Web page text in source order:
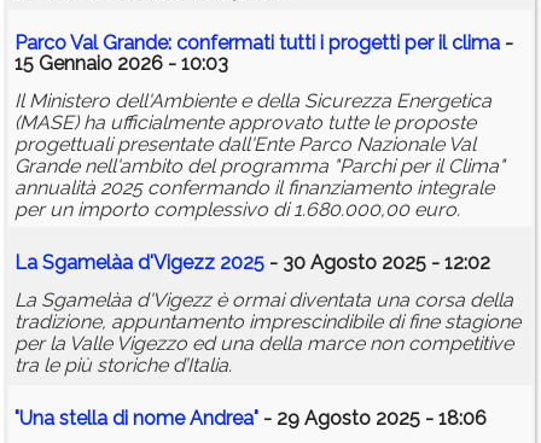
Parco Val Grande: confermati tutti i progetti per il clima -
15 Gennaio 2026 - 10:03
Il Ministero dell'Ambiente e della Sicurezza Energetica
(MASE) ha ufficialmente approvato tutte le proposte
progettuali presentate dall'Ente Parco Nazionale Val
Grande nell'ambito del programma "Parchi per il Clima"
annualità 2025 confermando il finanziamento integrale
per un importo complessivo di 1.680.000,00 euro.
La Sgamelàa d'Vigezz 2025 - 30 Agosto 2025 - 12:02
La Sgamelàa d'Vigezz è ormai diventata una corsa della
tradizione, appuntamento imprescindibile di fine stagione
per la Valle Vigezzo ed una della marce non competitive
tra le più storiche d’Italia.
"Una stella di nome Andrea" - 29 Agosto 2025 - 18:06